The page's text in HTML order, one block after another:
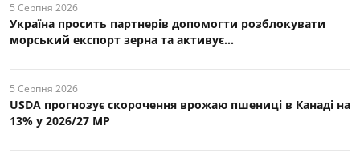
5 Серпня 2026
Україна просить партнерів допомогти розблокувати
морський експорт зерна та активує...
5 Серпня 2026
USDA прогнозує скорочення врожаю пшениці в Канаді на
13% у 2026/27 МР